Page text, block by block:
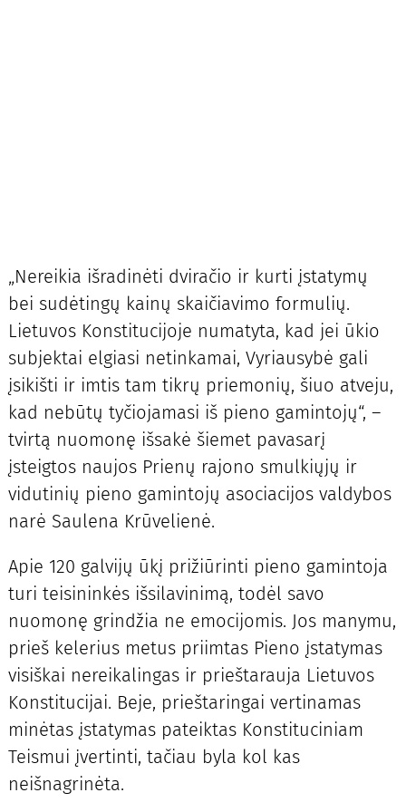
„Nereikia išradinėti dviračio ir kurti įstatymų
bei sudėtingų kainų skaičiavimo formulių.
Lietuvos Konstitucijoje numatyta, kad jei ūkio
subjektai elgiasi netinkamai, Vyriausybė gali
įsikišti ir imtis tam tikrų priemonių, šiuo atveju,
kad nebūtų tyčiojamasi iš pieno gamintojų“, –
tvirtą nuomonę išsakė šiemet pavasarį
įsteigtos naujos Prienų rajono smulkiųjų ir
vidutinių pieno gamintojų asociacijos valdybos
narė Saulena Krūvelienė.
Apie 120 galvijų ūkį prižiūrinti pieno gamintoja
turi teisininkės išsilavinimą, todėl savo
nuomonę grindžia ne emocijomis. Jos manymu,
prieš kelerius metus priimtas Pieno įstatymas
visiškai nereikalingas ir prieštarauja Lietuvos
Konstitucijai. Beje, prieštaringai vertinamas
minėtas įstatymas pateiktas Konstituciniam
Teismui įvertinti, tačiau byla kol kas
neišnagrinėta.